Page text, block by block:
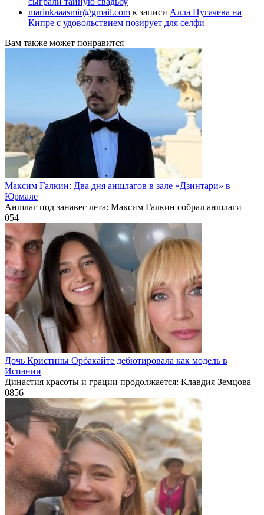
marinkaaasmir@gmail.com к записи Алла Пугачева на
Кипре с удовольствием позирует для селфи
Вам также может понравится
Максим Галкин: Два дня аншлагов в зале «Дзинтари» в
Юрмале
Аншлаг под занавес лета: Максим Галкин собрал аншлаги
054
Дочь Кристины Орбакайте дебютировала как модель в
Испании
Династия красоты и грации продолжается: Клавдия Земцова
0856